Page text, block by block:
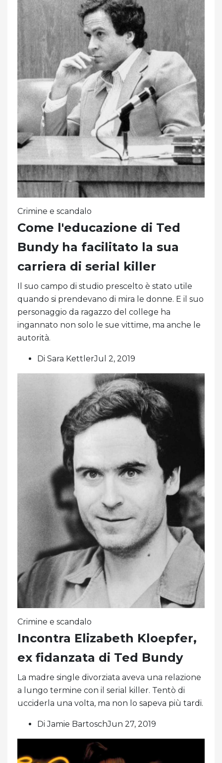
Crimine e scandalo
Come l'educazione di Ted
Bundy ha facilitato la sua
carriera di serial killer
Il suo campo di studio prescelto è stato utile
quando si prendevano di mira le donne. E il suo
personaggio da ragazzo del college ha
ingannato non solo le sue vittime, ma anche le
autorità.
Di Sara KettlerJul 2, 2019
Crimine e scandalo
Incontra Elizabeth Kloepfer,
ex fidanzata di Ted Bundy
La madre single divorziata aveva una relazione
a lungo termine con il serial killer. Tentò di
ucciderla una volta, ma non lo sapeva più tardi.
Di Jamie BartoschJun 27, 2019